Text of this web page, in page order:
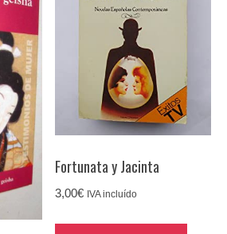
Fortunata y Jacinta
3,00€ IVA incluído